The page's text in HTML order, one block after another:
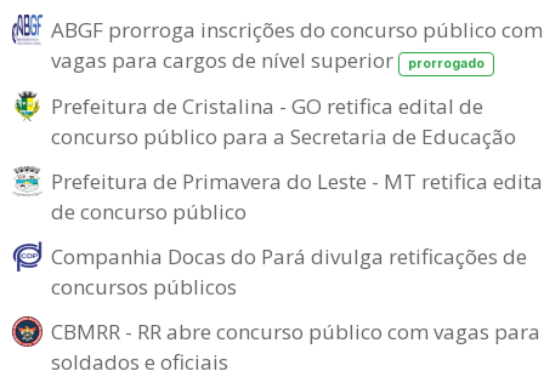
ABGF prorroga inscrições do concurso público com
vagas para cargos de nível superior
prorrogado
Prefeitura de Cristalina - GO retifica edital de
concurso público para a Secretaria de Educação
Prefeitura de Primavera do Leste - MT retifica
de concurso público
Companhia Docas do Pará divulga retificações de
concursos públicos
CBMRR - RR abre concurso público com vagas para
soldados e oficiais